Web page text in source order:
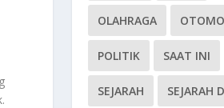
OLAHRAGA
POLITIK SAAT INI
SEJARAH SEJARAH